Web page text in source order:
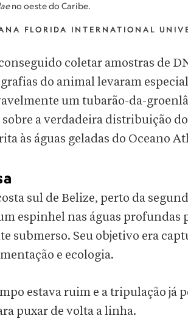
no oeste do Caribe.
FLORIDA INTERNATIONAL
coletar amostras de
do animal levaram
um tubarão-da-
a verdadeira distribuição
às águas geladas do Oceano
sul de Belize, perto da
espinhel nas águas profundas
submerso. Seu objetivo era
e ecologia.
estava ruim e a tripulação já
puxar de volta a linha.